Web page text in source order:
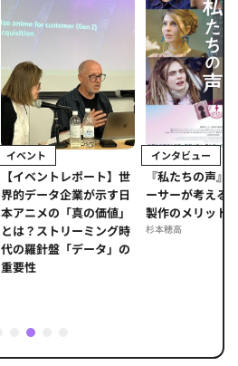
イベント
【イベントレポート】世
界的データ企業が示す日
本アニメの「真の価値」
とは？ストリーミング時
代の羅針盤「データ」の
重要性
インタビュー
『私たちの声』
ーサーが考える
製作のメリット
杉本穂高
3